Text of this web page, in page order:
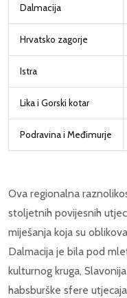
Dalmacija
Hrvatsko zagorje
Istra
Lika i Gorski kotar
Podravina i Međimurje
Ova regionalna
stoljetnih povijesnih
miješanja koja su
Dalmacija je bila pod
kulturnog kruga,
habsburške sfere